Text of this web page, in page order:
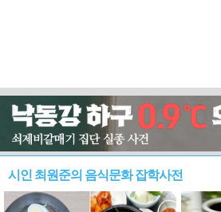
시인 최원준의 음식문화 잡학사전